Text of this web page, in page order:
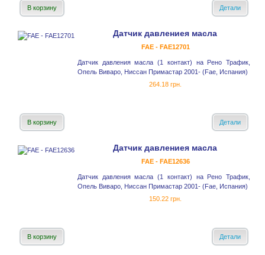
В корзину Детали
Датчик давлениея масла
FAE - FAE12701
Датчик давления масла (1 контакт) на Рено Трафик,
Опель Виваро, Ниссан Примастар 2001- (Fae, Испания)
264.18 грн.
В корзину Детали
Датчик давлениея масла
FAE - FAE12636
Датчик давления масла (1 контакт) на Рено Трафик,
Опель Виваро, Ниссан Примастар 2001- (Fae, Испания)
150.22 грн.
В корзину Детали